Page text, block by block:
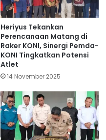
Heriyus Tekankan
Perencanaan Matang di
Raker KONI, Sinergi Pemda-
KONI Tingkatkan Potensi
Atlet
14 November 2025